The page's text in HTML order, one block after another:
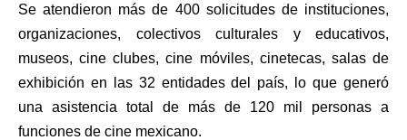
Se atendieron más de 400 solicitudes de instituciones,
organizaciones, colectivos culturales y educativos,
museos, cine clubes, cine móviles, cinetecas, salas de
exhibición en las 32 entidades del país, lo que generó
una asistencia total de más de 120 mil personas a
funciones de cine mexicano.